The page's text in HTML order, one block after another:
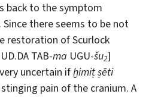
back to the symptom
Since there seems to be not
restoration of Scurlock
TAB-ma UGU-šu2]
uncertain ifḫimiṭṣēti
pain of the cranium. A